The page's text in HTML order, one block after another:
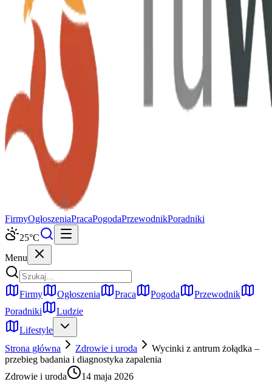
FirmyOgłoszeniaPracaPogodaPrzewodnikPoradniki
25°C
Menu
Firmy Ogłoszenia Praca Pogoda
Przewodnik
Poradniki
Ludzie
Lifestyle
Strona główna
Zdrowie i uroda
Wycinki z antrum żołądka –
przebieg badania i diagnostyka zapalenia
Zdrowie i uroda
14 maja 2026